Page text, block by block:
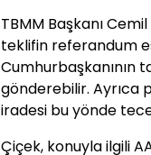
TBMM Başkanı
teklifin referandum
Cumhurbaşkanının
gönderebilir. Ayrıca
iradesi bu yönde
Çiçek, konuyla ilgili